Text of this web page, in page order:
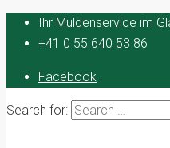
Ihr Muldenservice im
+41 0 55 640 53 86
Facebook
Search for: